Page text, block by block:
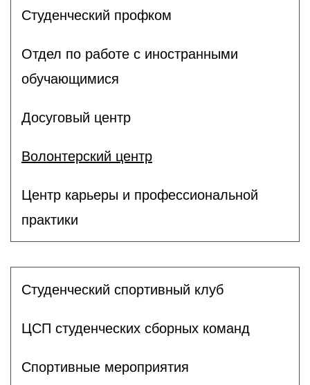
Студенческий профком
Отдел по работе с иностранными
обучающимися
Досуговый центр
Волонтерский центр
Центр карьеры и профессиональной
практики
Студенческий спортивный клуб
ЦСП студенческих сборных команд
Спортивные мероприятия